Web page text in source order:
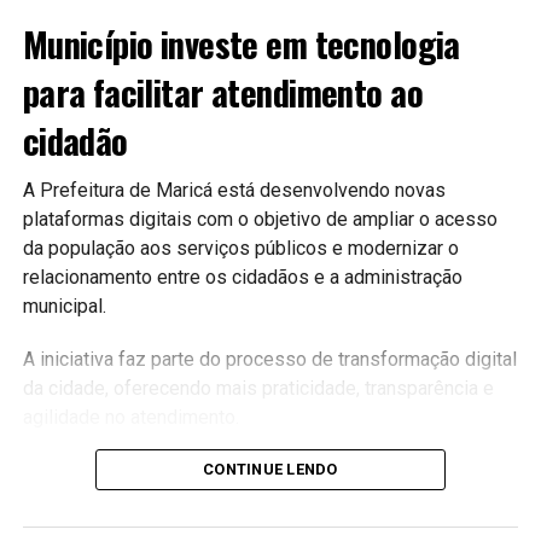
Município investe em tecnologia
para facilitar atendimento ao
cidadão
A Prefeitura de Maricá está desenvolvendo novas
plataformas digitais com o objetivo de ampliar o acesso
da população aos serviços públicos e modernizar o
relacionamento entre os cidadãos e a administração
municipal.
A iniciativa faz parte do processo de transformação digital
da cidade, oferecendo mais praticidade, transparência e
Serviços mais acessíveis
As plataformas permitirão que diversos serviços sejam
CONTINUE LENDO